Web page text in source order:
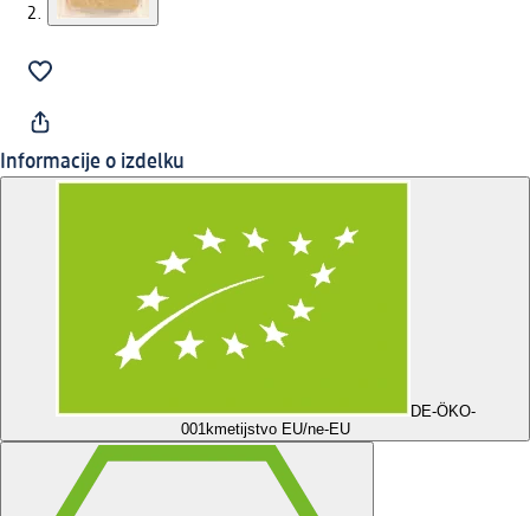
Informacije o izdelku
DE-ÖKO-
001kmetijstvo EU/ne-EU